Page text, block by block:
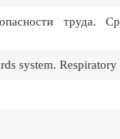
труда.
system.